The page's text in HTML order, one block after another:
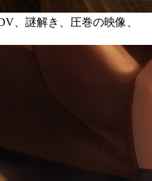
、謎解き、圧巻の映像、